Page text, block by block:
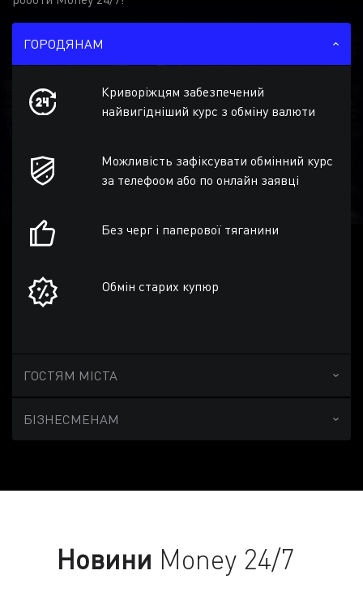
ГОРОДЯНАМ
Криворіжцям забезпечений
найвигідніший курс з обміну валюти
Можливість зафіксувати обмінний курс
за телефоом або по онлайн заявці
Без черг і паперової тяганини
Обмін старих купюр
ГОСТЯМ МІСТА
БІЗНЕСМЕНАМ
Новини Money 24/7